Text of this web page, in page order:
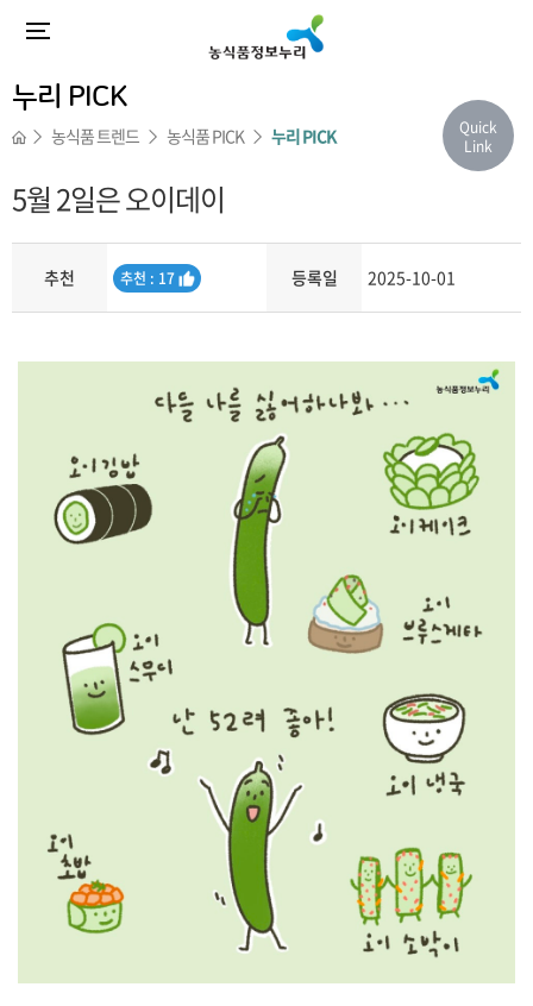
누리 PICK
농식품 트렌드 농식품 PICK 누리 PICK
5월 2일은 오이데이
추천
추
추천 : 17 등록일 2025-10-01
Quick
Link